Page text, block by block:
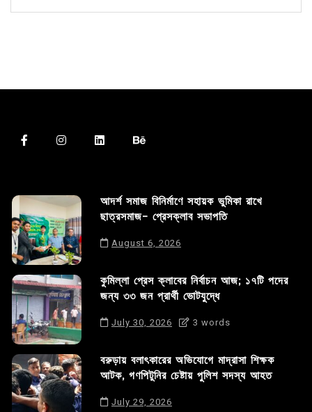
আদর্শ সমাজ বিনির্মাণে সহায়ক ভুমিকা রাখে
ছাত্রসমাজ- প্রেসক্লাব সভাপতি
August 6, 2026
কুমিল্লা প্রেস ক্লাবের নির্বাচন আজ; ১৭টি পদের
জন্য ৩৩ জন প্রার্থী ভোটযুদ্ধে
July 30, 2026 3 words
বরুড়ায় বলাৎকারের অভিযোগে মাদ্রাসা শিক্ষক
আটক, গণপিটুনির চেষ্টায় পুলিশ সদস্য আহত
July 29, 2026